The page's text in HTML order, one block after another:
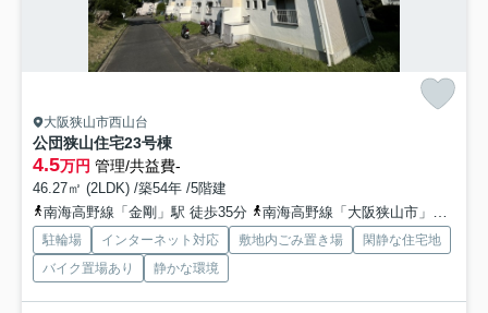
大阪狭山市西山台
公団狭山住宅23号棟
4.5万円 管理/共益費-
46.27㎡ (2LDK) /築54年 /5階建
南海高野線「金剛」駅 徒歩35分
南海高野線「大阪狭山市」駅 徒歩43分
駐輪場 インターネット対応 敷地内ごみ置き場
閑静な住宅地
バイク置場あり
静かな環境